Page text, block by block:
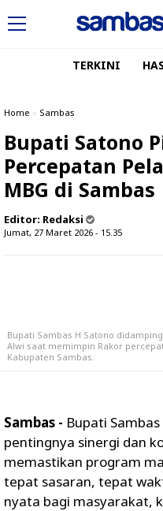
TERKINI
Home » Sambas
Bupati Satono
Percepatan
MBG di Sambas
Editor: Redaksi
Jumat, 27 Maret 2026 - 15.35
Bupati Sambas H Satono
Alwi saat memimpin Rakor
Kabupaten Sambas.
Sambas - Bupati
pentingnya sinergi dan
memastikan program
tepat sasaran, tepat
nyata bagi masyarakat,